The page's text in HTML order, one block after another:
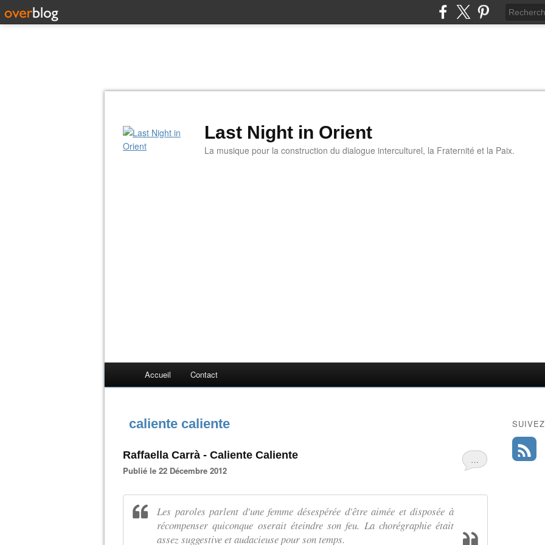
Last Night in Orient
La musique pour la construction du dialogue interculturel, la Fraternité et la Paix.
Accueil Contact
caliente caliente
…
Raffaella Carrà - Caliente Caliente
Publié le 22 Décembre 2012
Les paroles parlent d'une femme désespérée d'être aimée et disposée à
récompenser quiconque oserait éteindre son feu. La chorégraphie était
assez suggestive et audacieuse pour son temps.